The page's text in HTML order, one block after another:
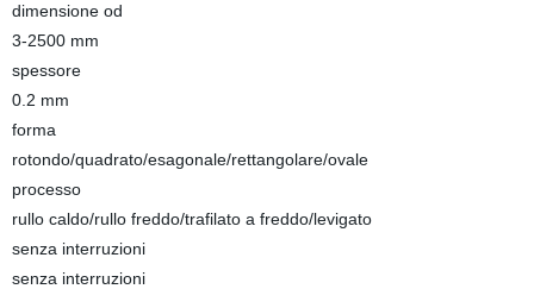
dimensione od
3-2500 mm
spessore
0.2 mm
forma
rotondo/quadrato/esagonale/rettangolare/ovale
processo
rullo caldo/rullo freddo/trafilato a freddo/levigato
senza interruzioni
senza interruzioni